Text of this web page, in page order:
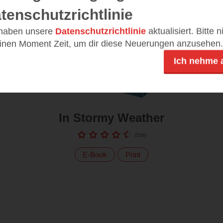
In Stormy Weather
(508)
E-Book Print
unsere Datenschutzrichtlinie aktualisiert. Bitte
Moment Zeit, um dir diese Neuerungen anzusehen.
Ich nehme